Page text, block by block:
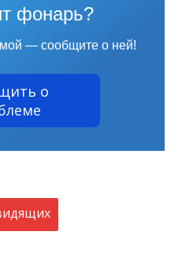
фонарь?
— сообщите о ней!
о